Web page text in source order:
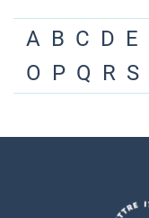
A B C D E
O P Q R S